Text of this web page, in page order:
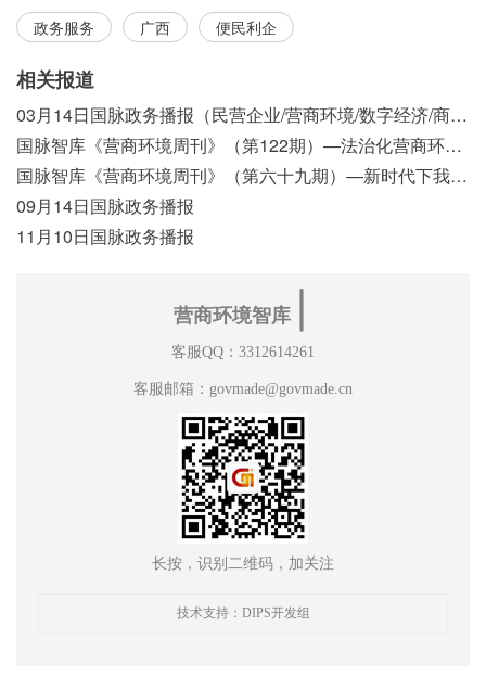
政务服务 广西 便民利企
相关报道
03月14日国脉政务播报（民营企业/营商环境/数字经济/商事制度改革）
国脉智库《营商环境周刊》（第122期）—法治化营商环境视域下我国行政执法公示制度浅析
国脉智库《营商环境周刊》（第六十九期）—新时代下我国营商环境标准体系构建初探
09月14日国脉政务播报
11月10日国脉政务播报
营商环境智库
客服QQ：3312614261
客服邮箱：govmade@govmade.cn
长按，识别二维码，加关注
技术支持：DIPS开发组